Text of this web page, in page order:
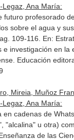
Ana María:
futuro profesorado
sobre el agua y
109-116. En:
e investigación en la
Educación
Mireia, Muñoz
Ana María:
en cadenas de
"alcalina" u otra)
de las